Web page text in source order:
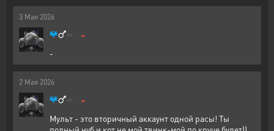
3 Мая 2026
-
-
2 Мая 2026
-
Мульт - это вторичный аккаунт одной расы! Ты